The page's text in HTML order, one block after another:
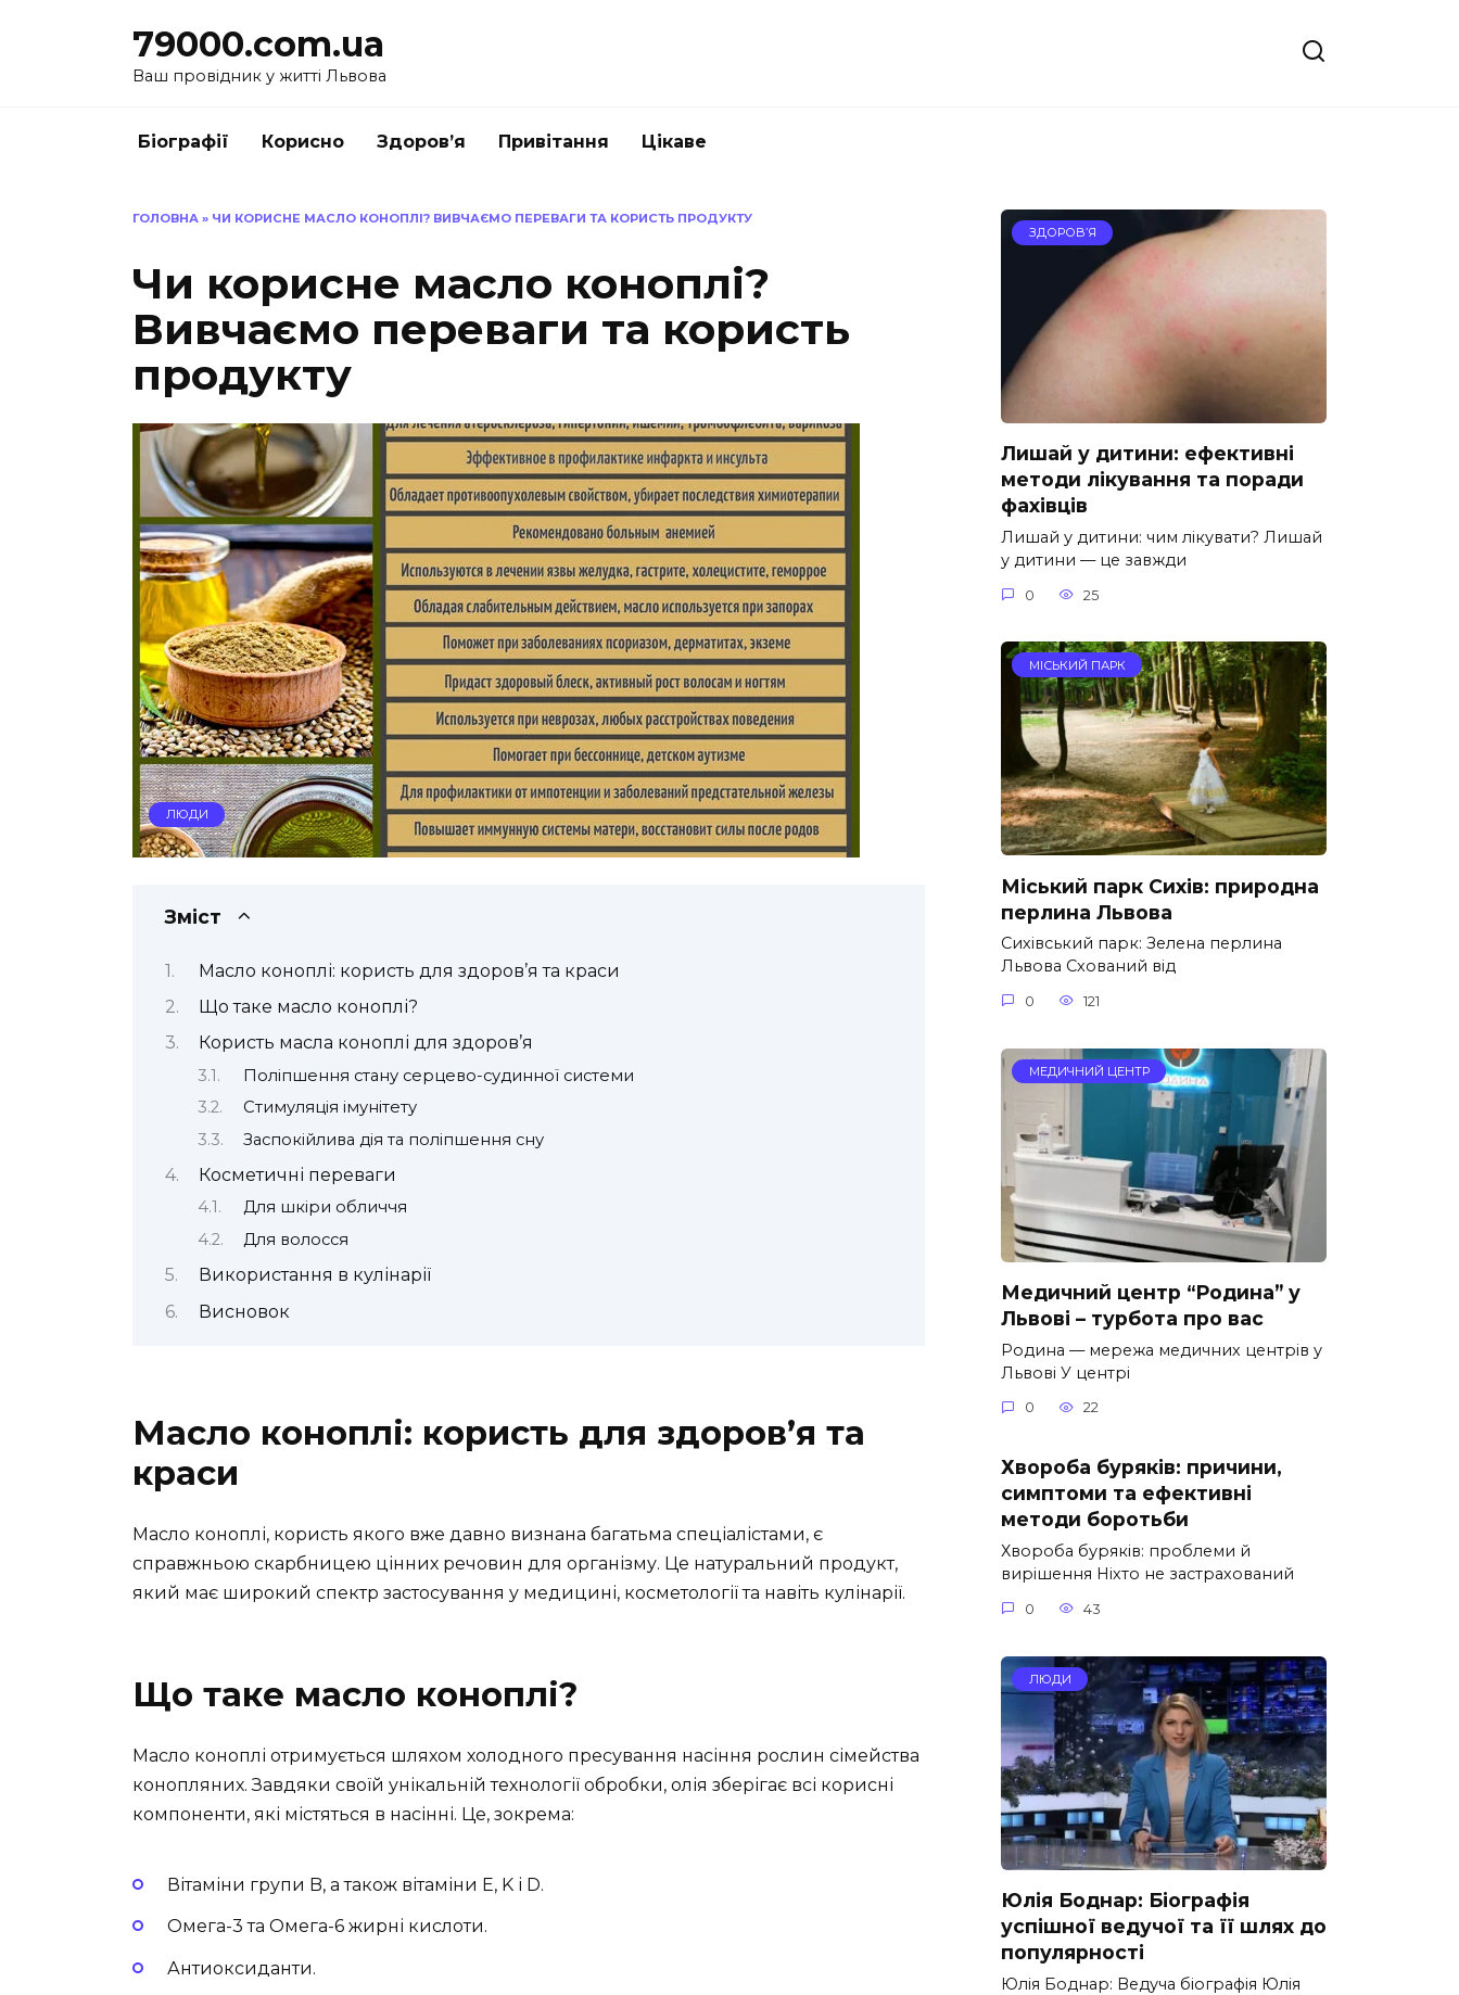
79000.com.ua
Ваш провідник у житті Львова
Біографії Корисно Здоров’я Привітання Цікаве
ГОЛОВНА » ЧИ КОРИСНЕ МАСЛО КОНОПЛІ? ВИВЧАЄМО ПЕРЕВАГИ ТА КОРИСТЬ ПРОДУКТУ
Чи корисне масло коноплі?
Вивчаємо переваги та користь
продукту
ЛЮДИ
Зміст
Масло коноплі: користь для здоров’я та краси
Що таке масло коноплі?
Користь масла коноплі для здоров’я
Поліпшення стану серцево-судинної системи
Стимуляція імунітету
Заспокійлива дія та поліпшення сну
Косметичні переваги
Для шкіри обличчя
Для волосся
Використання в кулінарії
Висновок
Масло коноплі: користь для здоров’я та
краси
Масло коноплі, користь якого вже давно визнана багатьма спеціалістами, є
справжньою скарбницею цінних речовин для організму. Це натуральний продукт,
який має широкий спектр застосування у медицині, косметології та навіть кулінарії.
Що таке масло коноплі?
Масло коноплі отримується шляхом холодного пресування насіння рослин сімейства
конопляних. Завдяки своїй унікальній технології обробки, олія зберігає всі корисні
компоненти, які містяться в насінні. Це, зокрема:
Вітаміни групи B, а також вітаміни E, K і D.
Омега-3 та Омега-6 жирні кислоти.
Антиоксиданти.
ЗДОРОВ’Я
Лишай у дитини: ефективні
методи лікування та поради
фахівців
Лишай у дитини: чим лікувати? Лишай
у дитини — це завжди
0 25
МІСЬКИЙ ПАРК
Міський парк Сихів: природна
перлина Львова
Сихівський парк: Зелена перлина
Львова Схований від
0 121
МЕДИЧНИЙ ЦЕНТР
Медичний центр “Родина” у
Львові – турбота про вас
Родина — мережа медичних центрів у
Львові У центрі
0 22
Хвороба буряків: причини,
симптоми та ефективні
методи боротьби
Хвороба буряків: проблеми й
вирішення Ніхто не застрахований
0 43
ЛЮДИ
Юлія Боднар: Біографія
успішної ведучої та її шлях до
популярності
Юлія Боднар: Ведуча біографія Юлія